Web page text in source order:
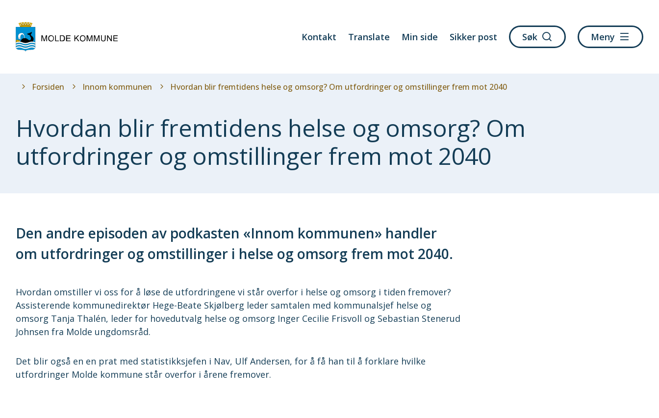
kommune
Kontakt Translate Min side Sikker post Søk Meny
Du
Forsiden Innom kommunen Hvordan blir fremtidens helse og omsorg? Om utfordringer og omstillinger frem mot 2040
Hvordan blir fremtidens helse og omsorg? Om
utfordringer og omstillinger frem mot 2040
Den andre episoden av podkasten «Innom kommunen» handler
om utfordringer og omstillinger i helse og omsorg frem mot 2040.
Hvordan omstiller vi oss for å løse de utfordringene vi står overfor i helse og omsorg i tiden fremover?
Assisterende kommunedirektør Hege-Beate Skjølberg leder samtalen med kommunalsjef helse og
omsorg Tanja Thalén, leder for hovedutvalg helse og omsorg Inger Cecilie Frisvoll og Sebastian Stenerud
Johnsen fra Molde ungdomsråd.
Det blir også en en prat med statistikksjefen i Nav, Ulf Andersen, for å få han til å forklare hvilke
utfordringer Molde kommune står overfor i årene fremover.